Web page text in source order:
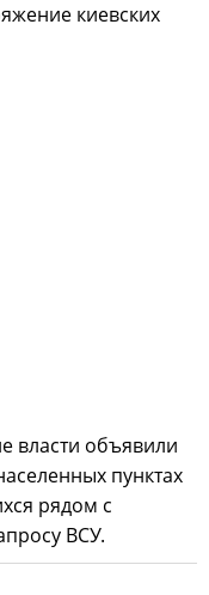
киевских
власти объявили
пунктах
рядом с
ВСУ.